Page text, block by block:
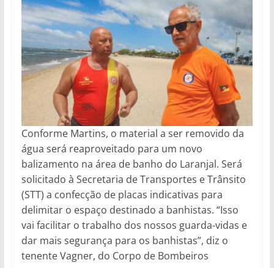
Conforme Martins, o material a ser removido da
água será reaproveitado para um novo
balizamento na área de banho do Laranjal. Será
solicitado à Secretaria de Transportes e Trânsito
(STT) a confecção de placas indicativas para
delimitar o espaço destinado a banhistas. “Isso
vai facilitar o trabalho dos nossos guarda-vidas e
dar mais segurança para os banhistas”, diz o
tenente Vagner, do Corpo de Bombeiros